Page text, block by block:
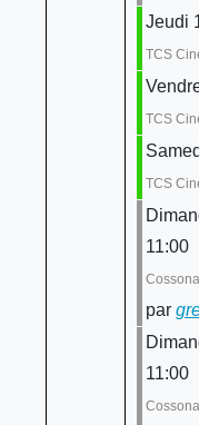
Jeudi
TCS
TCS
TCS
11:00
par
11:00